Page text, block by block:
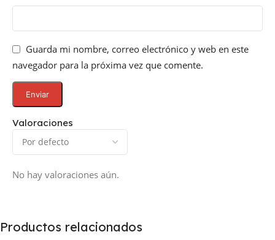
Valoraciones
No hay valoraciones aún.
Guarda mi nombre, correo electrónico y web en este
navegador para la próxima vez que comente.
Productos relacionados